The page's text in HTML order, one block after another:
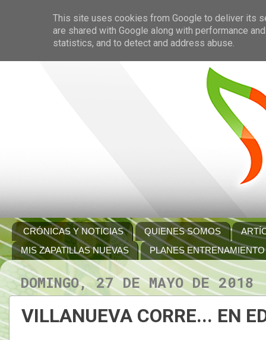
CRÓNICAS Y NOTICIAS QUIENES SOMOS
MIS ZAPATILLAS NUEVAS
PLANES ENTRENAMIENTO
DOMINGO, 27 DE MAYO DE 2018
VILLANUEVA CORRE... EN
This site uses cookies from Google to deliver its
are shared with Google along with performance
statistics, and to detect and address abuse.